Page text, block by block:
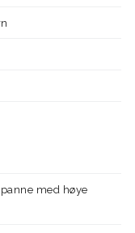
med høye